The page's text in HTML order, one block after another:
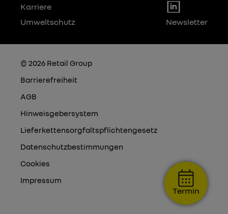
Termin
Karriere
Umweltschutz
Newsletter
© 2026 Retail Group
Barrierefreiheit
AGB
Hinweisgebersystem
Lieferkettensorgfaltspflichtengesetz
Datenschutzbestimmungen
Cookies
Impressum